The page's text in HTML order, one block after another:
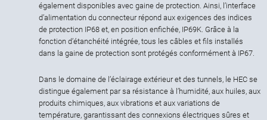
également disponibles avec gaine de protection. Ainsi, l’interface
d’alimentation du connecteur répond aux exigences des indices
de protection IP68 et, en position enfichée, IP69K. Grâce à la
fonction d’étanchéité intégrée, tous les câbles et fils installés
dans la gaine de protection sont protégés conformément à IP67.
Dans le domaine de l’éclairage extérieur et des tunnels, le HEC se
distingue également par sa résistance à l’humidité, aux huiles, aux
produits chimiques, aux vibrations et aux variations de
température, garantissant des connexions électriques sûres et